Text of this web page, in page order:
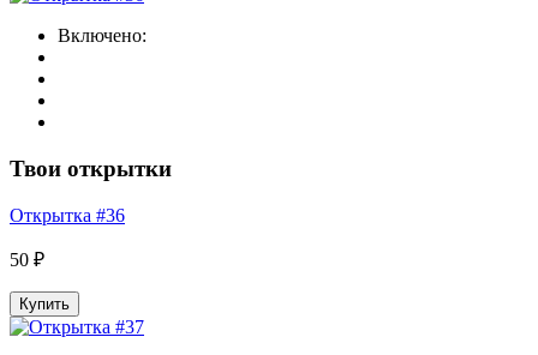
Включено:
Твои открытки
Открытка #36
50 ₽
Купить